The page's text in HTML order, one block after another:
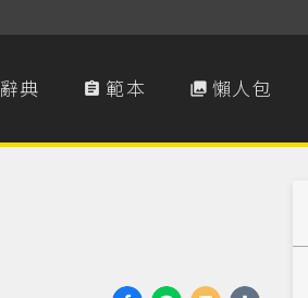
辭典  範本  懶人包